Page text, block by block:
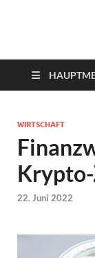
das
WIRTSCHAFT
22. Juni 2022